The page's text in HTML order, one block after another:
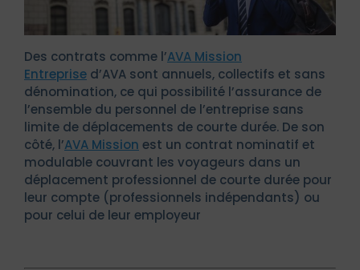
Des contrats comme l’AVA Mission
Entreprise d’AVA sont annuels, collectifs et sans
dénomination, ce qui possibilité l’assurance de
l’ensemble du personnel de l’entreprise sans
limite de déplacements de courte durée. De son
côté, l’AVA Mission est un contrat nominatif et
modulable couvrant les voyageurs dans un
déplacement professionnel de courte durée pour
leur compte (professionnels indépendants) ou
pour celui de leur employeur